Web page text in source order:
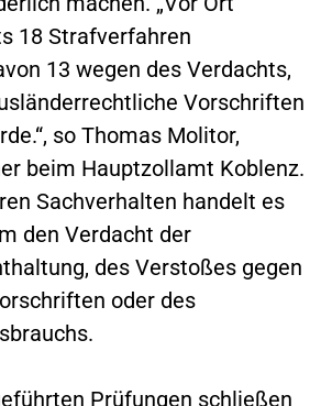
18 Strafverfahren
13 wegen des Verdachts,
Vorschriften
so Thomas Molitor,
beim Hauptzollamt Koblenz.
Sachverhalten handelt es
den Verdacht der
des Verstoßes gegen
oder des
Prüfungen schließen